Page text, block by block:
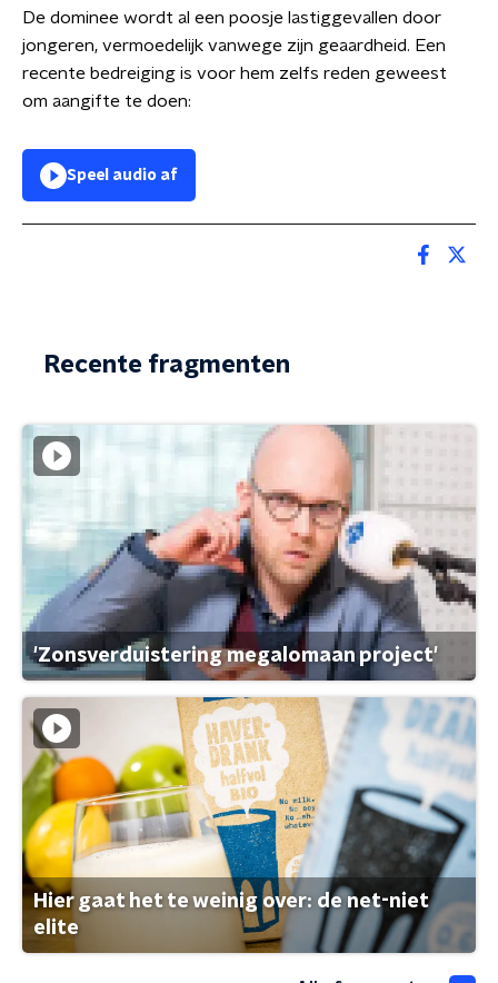
De dominee wordt al een poosje lastiggevallen door
jongeren, vermoedelijk vanwege zijn geaardheid. Een
recente bedreiging is voor hem zelfs reden geweest
om aangifte te doen:
Speel audio af
Recente fragmenten
'Zonsverduistering megalomaan project'
Hier gaat het te weinig over: de net-niet
elite